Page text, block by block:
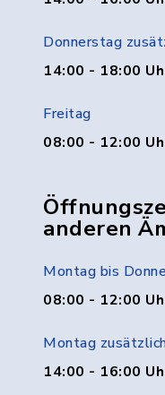
Donnerstag
14:00 - 18:00
Freitag
08:00 - 12:00
anderen
Montag bis
08:00 - 12:00
Montag
14:00 - 16:00